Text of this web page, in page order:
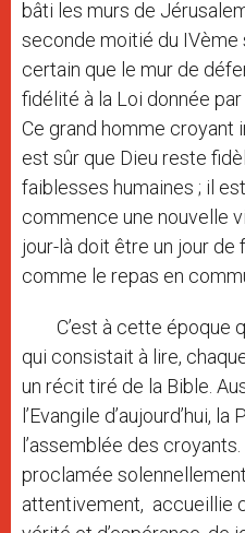
bâti les murs de
seconde moitié du IVème
certain que le mur de
fidélité à la Loi donnée
Ce grand homme croyant
est sûr que Dieu reste
faiblesses humaines ; il
commence une nouvelle
jour-là doit être un jour
comme le repas en
C’est à cette époque
qui consistait à lire,
un récit tiré de la Bible.
l’Evangile d’aujourd’hui,
l’assemblée des
proclamée
attentivement, accueillie